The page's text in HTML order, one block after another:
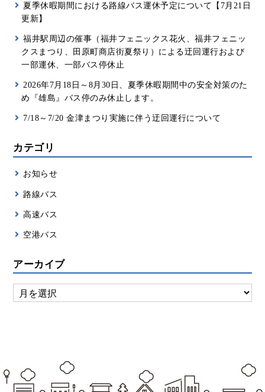
夏季休暇期間における路線バス運休予定について【7月21日
更新】
福井駅周辺の催事（福井フェニックス花火、福井フェニッ
クスまつり、田原町商店街夏祭り）による迂回運行および
一部運休、一部バス停休止
2026年7月18日～8月30日、夏季休暇期間中の安全対策のた
め『雄島』バス停のみ休止します。
7/18～7/20 金津まつり実施に伴う迂回運行について
カテゴリ
お知らせ
路線バス
高速バス
空港バス
アーカイブ